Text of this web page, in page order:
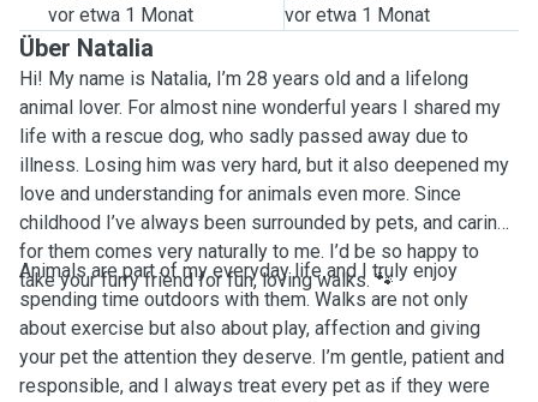
vor etwa 1 Monat vor etwa 1 Monat
Über Natalia
Hi! My name is Natalia, I’m 28 years old and a lifelong
animal lover. For almost nine wonderful years I shared my
life with a rescue dog, who sadly passed away due to
illness. Losing him was very hard, but it also deepened my
love and understanding for animals even more. Since
childhood I’ve always been surrounded by pets, and caring
for them comes very naturally to me. I’d be so happy to
take your furry friend for fun, loving walks. 🐾
Animals are part of my everyday life and I truly enjoy
spending time outdoors with them. Walks are not only
about exercise but also about play, affection and giving
your pet the attention they deserve. I’m gentle, patient and
responsible, and I always treat every pet as if they were